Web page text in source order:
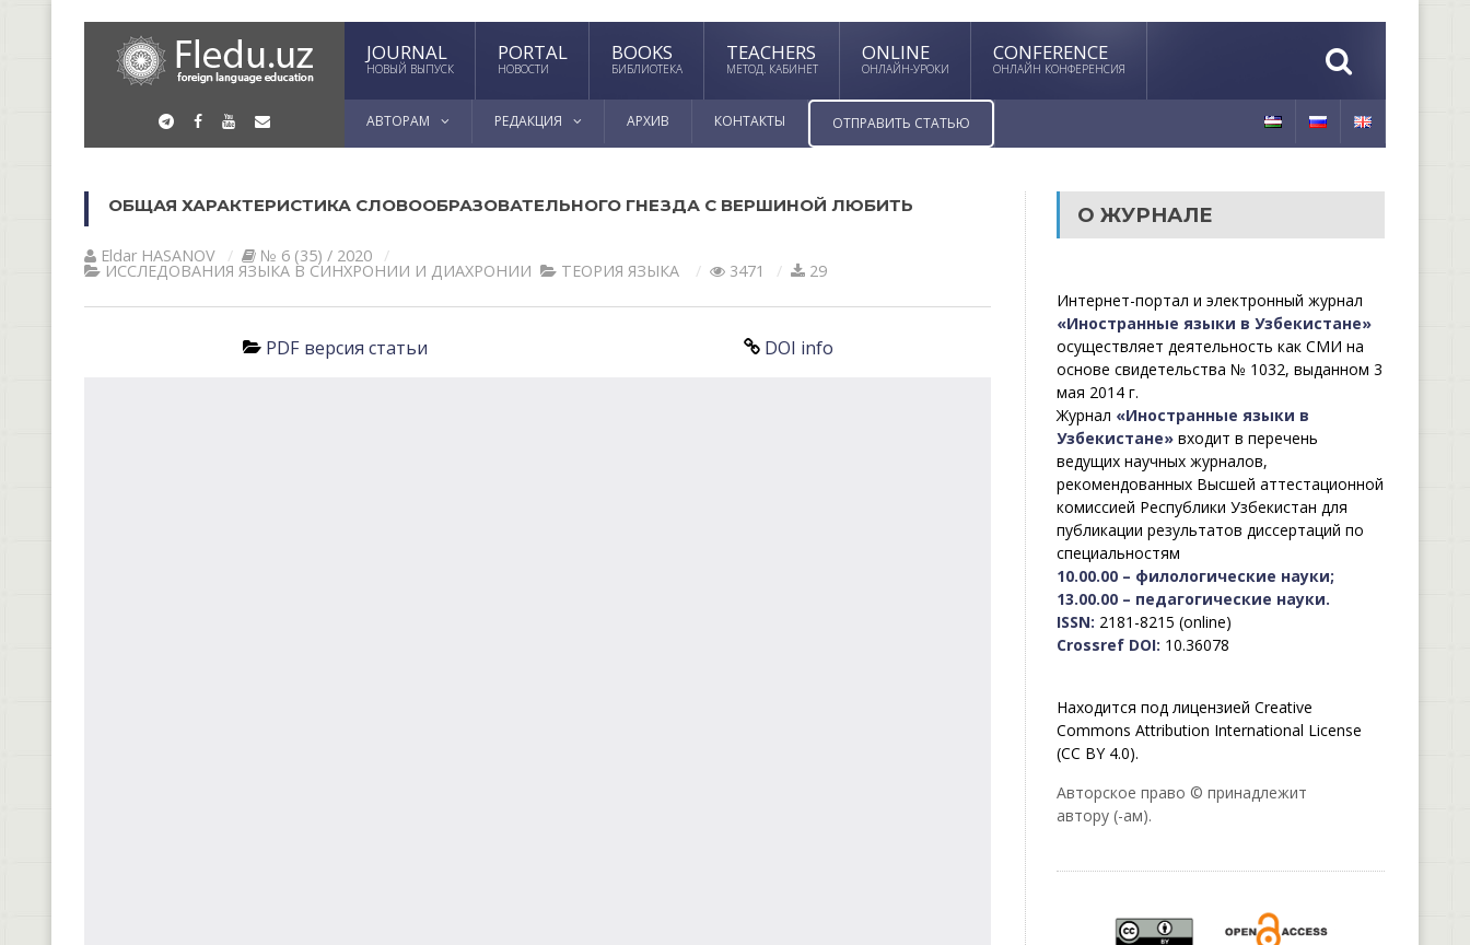
JOURNAL
НОВЫЙ ВЫПУСК
PORTAL
НОВОСТИ
BOOKS
БИБЛИОТЕКА
TEACHERS
МЕТОД. КАБИНЕТ
ONLINE
ОНЛАЙН-УРОКИ
CONFERENCE
ОНЛАЙН КОНФЕРЕНСИЯ
АВТОРАМ РЕДАКЦИЯ АРХИВ КОНТАКТЫ ОТПРАВИТЬ СТАТЬЮ
ОБЩАЯ ХАРАКТЕРИСТИКА СЛОВООБРАЗОВАТЕЛЬНОГО ГНЕЗДА С ВЕРШИНОЙ ЛЮБИТЬ
Eldar HАSАNOV № 6 (35) / 2020
ИССЛЕДОВАНИЯ ЯЗЫКА В СИНХРОНИИ И ДИАХРОНИИ ТЕОРИЯ ЯЗЫКА 3471 29
PDF версия статьи DOI info
О ЖУРНАЛЕ
Интернет-портал и электронный журнал
«Иностранные языки в Узбекистане»
осуществляет деятельность как СМИ на
основе свидетельства № 1032, выданном 3
мая 2014 г.
Журнал «Иностранные языки в
Узбекистане»входит в перечень
ведущих научных журналов,
рекомендованных Высшей аттестационной
комиссией Республики Узбекистан для
публикации результатов диссертаций по
специальностям
10.00.00 – филологические науки;
13.00.00 – педагогические науки.
ISSN: 2181-8215 (online)
Crossref DOI: 10.36078
Находится под лицензией Creative
Commons Attribution International License
(CC BY 4.0).
Авторское право © принадлежит
автору (-ам).